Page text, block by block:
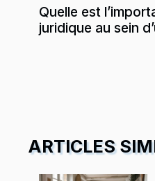
Quelle est
juridique au sein
ARTICLES